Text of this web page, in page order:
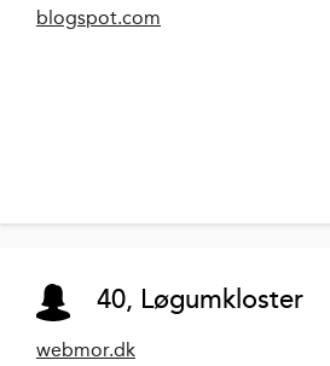
blogspot.com
40, Løgumkloster
webmor.dk